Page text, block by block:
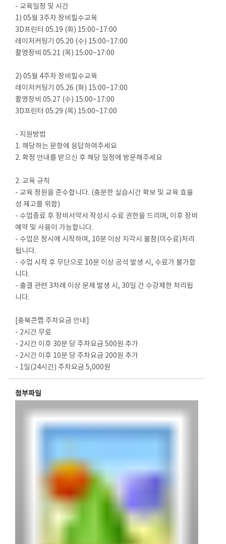
- 교육일정 및 시간
1) 05월 3주차 장비필수교육
3D프린터 05.19 (화) 15:00~17:00
레이저커팅기 05.20 (수) 15:00~17:00
촬영장비 05.21 (목) 15:00~17:00
2) 05월 4주차 장비필수교육
레이저커팅기 05.26 (화) 15:00~17:00
촬영장비 05.27 (수) 15:00~17:00
3D프린터 05.29 (목) 15:00~17:00
- 지원방법
1. 해당하는 문항에 응답하여주세요
2. 확정 안내를 받으신 후 해당 일정에 방문해주세요
2. 교육 규칙
- 교육 정원을 준수합니다. (충분한 실습시간 확보 및 교육 효율
성 제고를 위함)
- 수업종료 후 장비서약서 작성시 수료 권한을 드리며, 이후 장비
예약 및 사용이 가능합니다.
- 수업은 정시에 시작하며, 10분 이상 지각시 불참(미수료)처리
됩니다.
- 수업 시작 후 무단으로 10분 이상 공석 발생 시, 수료가 불가합
니다.
- 출결 관련 3차례 이상 문제 발생 시, 30일 간 수강제한 처리됩
니다.
[충북콘랩 주차요금 안내]
- 2시간 무료
- 2시간 이후 30분 당 주차요금 500원 추가
- 2시간 이후 10분 당 주차요금 200원 추가
- 1일(24시간) 주차요금 5,000원
첨부파일